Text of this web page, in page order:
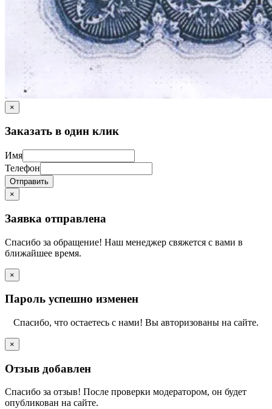
×
Заказать в один клик
Имя
Телефон
Отправить
×
Заявка отправлена
Спасибо за обращение! Наш менеджер свяжется с вами в
ближайшее время.
×
Пароль успешно изменен
Спасибо, что остаетесь с нами! Вы авторизованы на сайте.
×
Отзыв добавлен
Спасибо за отзыв! После проверки модератором, он будет
опубликован на сайте.